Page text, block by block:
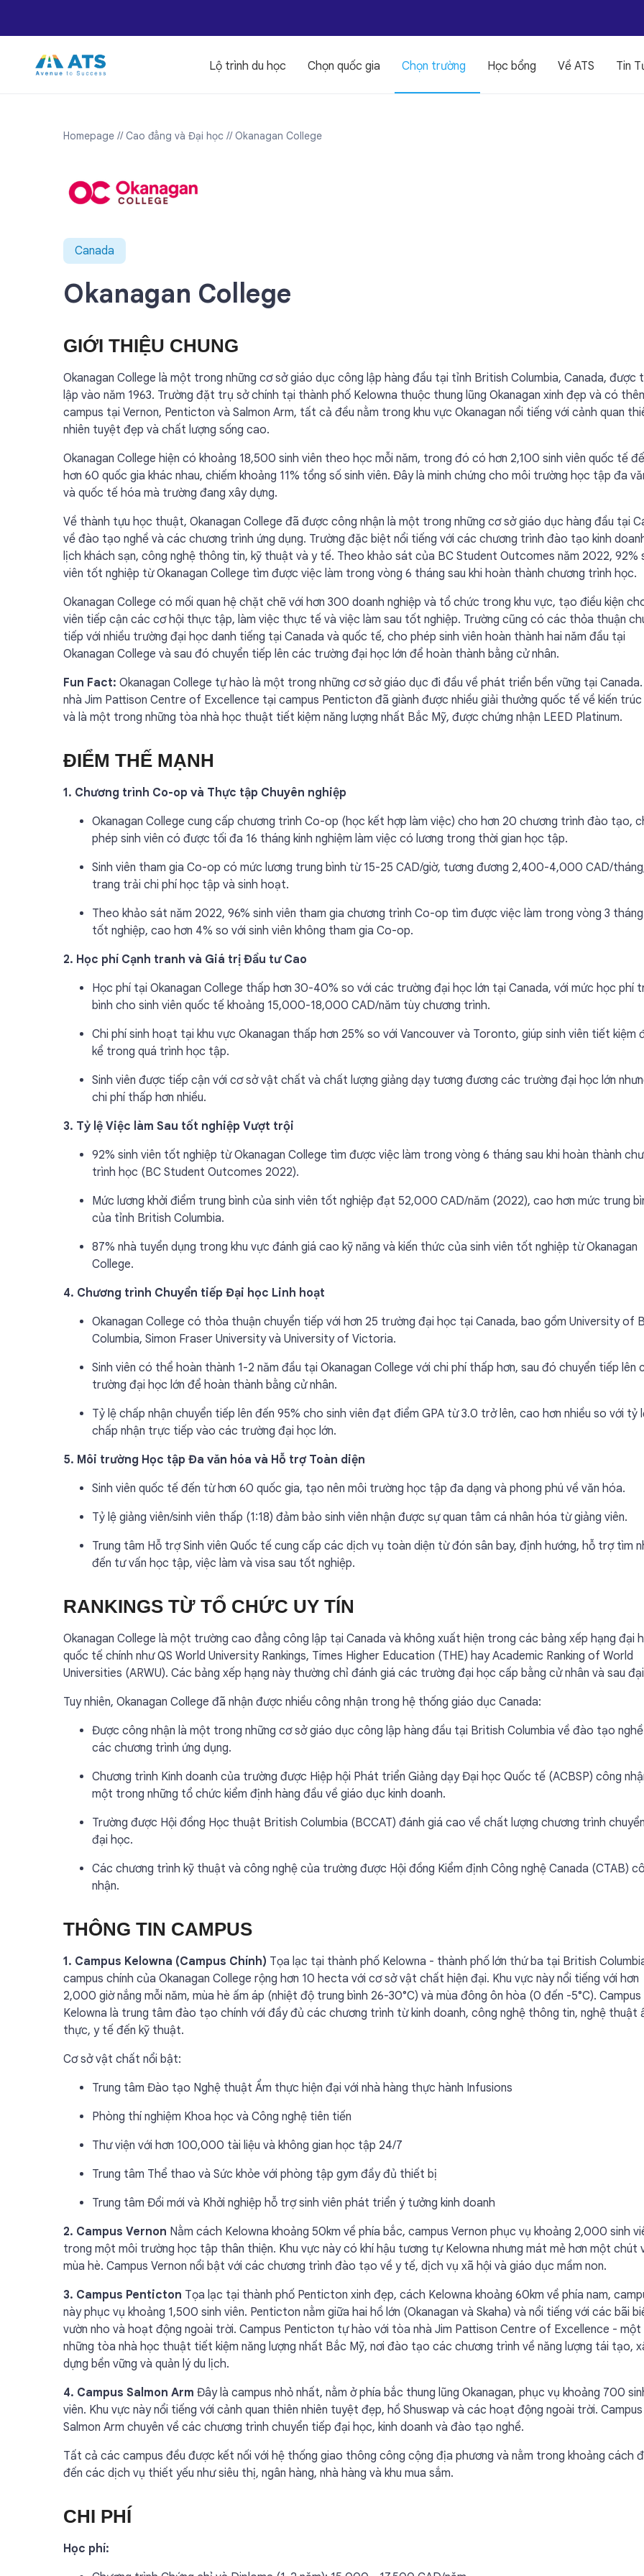
Lộ trình du học Chọn quốc gia Chọn trường Học bổng Về ATS Tin
Homepage // Cao đẳng và Đại học // Okanagan College
Canada
Okanagan College
GIỚI THIỆU CHUNG
Okanagan College là một trong những cơ sở giáo dục công lập hàng đầu tại tỉnh British Columbia, Canada, được
lập vào năm 1963. Trường đặt trụ sở chính tại thành phố Kelowna thuộc thung lũng Okanagan xinh đẹp và có
campus tại Vernon, Penticton và Salmon Arm, tất cả đều nằm trong khu vực Okanagan nổi tiếng với cảnh quan
nhiên tuyệt đẹp và chất lượng sống cao.
Okanagan College hiện có khoảng 18,500 sinh viên theo học mỗi năm, trong đó có hơn 2,100 sinh viên quốc tế
hơn 60 quốc gia khác nhau, chiếm khoảng 11% tổng số sinh viên. Đây là minh chứng cho môi trường học tập đa
và quốc tế hóa mà trường đang xây dựng.
Về thành tựu học thuật, Okanagan College đã được công nhận là một trong những cơ sở giáo dục hàng đầu tại
về đào tạo nghề và các chương trình ứng dụng. Trường đặc biệt nổi tiếng với các chương trình đào tạo kinh
lịch khách sạn, công nghệ thông tin, kỹ thuật và y tế. Theo khảo sát của BC Student Outcomes năm 2022, 92%
viên tốt nghiệp từ Okanagan College tìm được việc làm trong vòng 6 tháng sau khi hoàn thành chương trình học.
Okanagan College có mối quan hệ chặt chẽ với hơn 300 doanh nghiệp và tổ chức trong khu vực, tạo điều kiện
viên tiếp cận các cơ hội thực tập, làm việc thực tế và việc làm sau tốt nghiệp. Trường cũng có các thỏa thuận
tiếp với nhiều trường đại học danh tiếng tại Canada và quốc tế, cho phép sinh viên hoàn thành hai năm đầu tại
Okanagan College và sau đó chuyển tiếp lên các trường đại học lớn để hoàn thành bằng cử nhân.
Fun Fact: Okanagan College tự hào là một trong những cơ sở giáo dục đi đầu về phát triển bền vững tại
nhà Jim Pattison Centre of Excellence tại campus Penticton đã giành được nhiều giải thưởng quốc tế về kiến trúc
và là một trong những tòa nhà học thuật tiết kiệm năng lượng nhất Bắc Mỹ, được chứng nhận LEED Platinum.
ĐIỂM THẾ MẠNH
1. Chương trình Co-op và Thực tập Chuyên nghiệp
Okanagan College cung cấp chương trình Co-op (học kết hợp làm việc) cho hơn 20 chương trình đào tạo,
phép sinh viên có được tối đa 16 tháng kinh nghiệm làm việc có lương trong thời gian học tập.
Sinh viên tham gia Co-op có mức lương trung bình từ 15-25 CAD/giờ, tương đương 2,400-4,000 CAD/
trang trải chi phí học tập và sinh hoạt.
Theo khảo sát năm 2022, 96% sinh viên tham gia chương trình Co-op tìm được việc làm trong vòng 3
tốt nghiệp, cao hơn 4% so với sinh viên không tham gia Co-op.
2. Học phí Cạnh tranh và Giá trị Đầu tư Cao
Học phí tại Okanagan College thấp hơn 30-40% so với các trường đại học lớn tại Canada, với mức học phí
bình cho sinh viên quốc tế khoảng 15,000-18,000 CAD/năm tùy chương trình.
Chi phí sinh hoạt tại khu vực Okanagan thấp hơn 25% so với Vancouver và Toronto, giúp sinh viên tiết kiệm
kể trong quá trình học tập.
Sinh viên được tiếp cận với cơ sở vật chất và chất lượng giảng dạy tương đương các trường đại học lớn
chi phí thấp hơn nhiều.
3. Tỷ lệ Việc làm Sau tốt nghiệp Vượt trội
92% sinh viên tốt nghiệp từ Okanagan College tìm được việc làm trong vòng 6 tháng sau khi hoàn thành
trình học (BC Student Outcomes 2022).
Mức lương khởi điểm trung bình của sinh viên tốt nghiệp đạt 52,000 CAD/năm (2022), cao hơn mức trung
của tỉnh British Columbia.
87% nhà tuyển dụng trong khu vực đánh giá cao kỹ năng và kiến thức của sinh viên tốt nghiệp từ Okanagan
College.
4. Chương trình Chuyển tiếp Đại học Linh hoạt
Okanagan College có thỏa thuận chuyển tiếp với hơn 25 trường đại học tại Canada, bao gồm University of
Columbia, Simon Fraser University và University of Victoria.
Sinh viên có thể hoàn thành 1-2 năm đầu tại Okanagan College với chi phí thấp hơn, sau đó chuyển tiếp lên
trường đại học lớn để hoàn thành bằng cử nhân.
Tỷ lệ chấp nhận chuyển tiếp lên đến 95% cho sinh viên đạt điểm GPA từ 3.0 trở lên, cao hơn nhiều so với tỷ
chấp nhận trực tiếp vào các trường đại học lớn.
5. Môi trường Học tập Đa văn hóa và Hỗ trợ Toàn diện
Sinh viên quốc tế đến từ hơn 60 quốc gia, tạo nên môi trường học tập đa dạng và phong phú về văn hóa.
Tỷ lệ giảng viên/sinh viên thấp (1:18) đảm bảo sinh viên nhận được sự quan tâm cá nhân hóa từ giảng viên.
Trung tâm Hỗ trợ Sinh viên Quốc tế cung cấp các dịch vụ toàn diện từ đón sân bay, định hướng, hỗ trợ tìm
đến tư vấn học tập, việc làm và visa sau tốt nghiệp.
RANKINGS TỪ TỔ CHỨC UY TÍN
Okanagan College là một trường cao đẳng công lập tại Canada và không xuất hiện trong các bảng xếp hạng đại
quốc tế chính như QS World University Rankings, Times Higher Education (THE) hay Academic Ranking of World
Universities (ARWU). Các bảng xếp hạng này thường chỉ đánh giá các trường đại học cấp bằng cử nhân và sau
Tuy nhiên, Okanagan College đã nhận được nhiều công nhận trong hệ thống giáo dục Canada:
Được công nhận là một trong những cơ sở giáo dục công lập hàng đầu tại British Columbia về đào tạo
các chương trình ứng dụng.
Chương trình Kinh doanh của trường được Hiệp hội Phát triển Giảng dạy Đại học Quốc tế (ACBSP) công
một trong những tổ chức kiểm định hàng đầu về giáo dục kinh doanh.
Trường được Hội đồng Học thuật British Columbia (BCCAT) đánh giá cao về chất lượng chương trình
đại học.
Các chương trình kỹ thuật và công nghệ của trường được Hội đồng Kiểm định Công nghệ Canada (CTAB)
nhận.
THÔNG TIN CAMPUS
1. Campus Kelowna (Campus Chính) Tọa lạc tại thành phố Kelowna - thành phố lớn thứ ba tại British
campus chính của Okanagan College rộng hơn 10 hecta với cơ sở vật chất hiện đại. Khu vực này nổi tiếng với hơn
2,000 giờ nắng mỗi năm, mùa hè ấm áp (nhiệt độ trung bình 26-30°C) và mùa đông ôn hòa (0 đến -5°C). Campus
Kelowna là trung tâm đào tạo chính với đầy đủ các chương trình từ kinh doanh, công nghệ thông tin, nghệ thuật
thực, y tế đến kỹ thuật.
Cơ sở vật chất nổi bật:
Trung tâm Đào tạo Nghệ thuật Ẩm thực hiện đại với nhà hàng thực hành Infusions
Phòng thí nghiệm Khoa học và Công nghệ tiên tiến
Thư viện với hơn 100,000 tài liệu và không gian học tập 24/7
Trung tâm Thể thao và Sức khỏe với phòng tập gym đầy đủ thiết bị
Trung tâm Đổi mới và Khởi nghiệp hỗ trợ sinh viên phát triển ý tưởng kinh doanh
2. Campus Vernon Nằm cách Kelowna khoảng 50km về phía bắc, campus Vernon phục vụ khoảng 2,000 sinh
trong một môi trường học tập thân thiện. Khu vực này có khí hậu tương tự Kelowna nhưng mát mẻ hơn một chút
mùa hè. Campus Vernon nổi bật với các chương trình đào tạo về y tế, dịch vụ xã hội và giáo dục mầm non.
3. Campus Penticton Tọa lạc tại thành phố Penticton xinh đẹp, cách Kelowna khoảng 60km về phía nam,
này phục vụ khoảng 1,500 sinh viên. Penticton nằm giữa hai hồ lớn (Okanagan và Skaha) và nổi tiếng với các bãi
vườn nho và hoạt động ngoài trời. Campus Penticton tự hào với tòa nhà Jim Pattison Centre of Excellence -
những tòa nhà học thuật tiết kiệm năng lượng nhất Bắc Mỹ, nơi đào tạo các chương trình về năng lượng tái tạo,
dựng bền vững và quản lý du lịch.
4. Campus Salmon Arm Đây là campus nhỏ nhất, nằm ở phía bắc thung lũng Okanagan, phục vụ khoảng 700
viên. Khu vực này nổi tiếng với cảnh quan thiên nhiên tuyệt đẹp, hồ Shuswap và các hoạt động ngoài trời. Campus
Salmon Arm chuyên về các chương trình chuyển tiếp đại học, kinh doanh và đào tạo nghề.
Tất cả các campus đều được kết nối với hệ thống giao thông công cộng địa phương và nằm trong khoảng cách
đến các dịch vụ thiết yếu như siêu thị, ngân hàng, nhà hàng và khu mua sắm.
CHI PHÍ
Học phí: